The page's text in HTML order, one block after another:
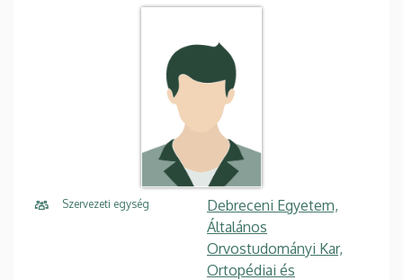
Szervezeti egység
Debreceni Egyetem,
Általános
Orvostudományi Kar,
Ortopédiai és